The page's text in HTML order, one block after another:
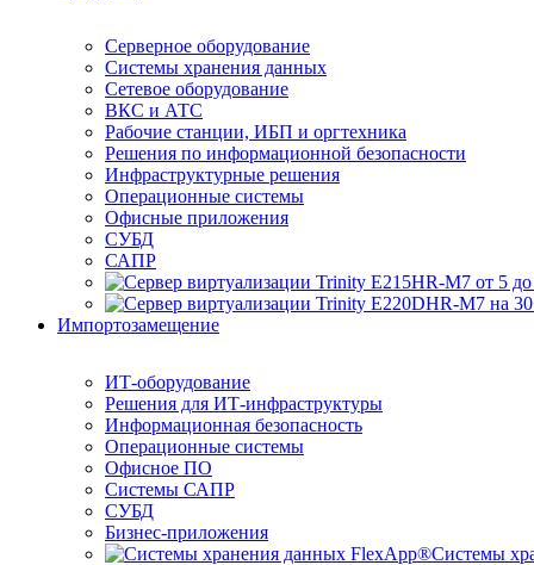
Серверное оборудование
Системы хранения данных
Сетевое оборудование
ВКС и АТС
Рабочие станции, ИБП и оргтехника
Решения по информационной безопасности
Инфраструктурные решения
Операционные системы
Офисные приложения
СУБД
САПР
Импортозамещение
ИТ-оборудование
Решения для ИТ-инфраструктуры
Информационная безопасность
Операционные системы
Офисное ПО
Системы САПР
СУБД
Бизнес-приложения
Системы